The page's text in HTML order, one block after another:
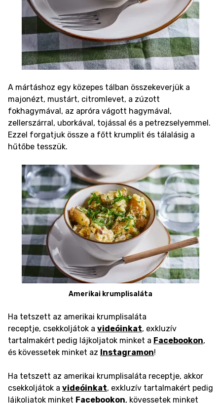
A mártáshoz egy közepes tálban összekeverjük a
majonézt, mustárt, citromlevet, a zúzott
fokhagymával, az apróra vágott hagymával,
zellerszárral, uborkával, tojással és a petrezselyemmel.
Ezzel forgatjuk össze a főtt krumplit és tálalásig a
hűtőbe tesszük.
Amerikai krumplisaláta
Ha tetszett az amerikai krumplisaláta
receptje, csekkoljátok a videóinkat, exkluzív
tartalmakért pedig lájkoljatok minket a Facebookon,
és kövessetek minket az Instagramon!
Ha tetszett az amerikai krumplisaláta receptje, akkor
csekkoljátok a videóinkat, exkluzív tartalmakért pedig
lájkoljatok minket Facebookon, kövessetek minket